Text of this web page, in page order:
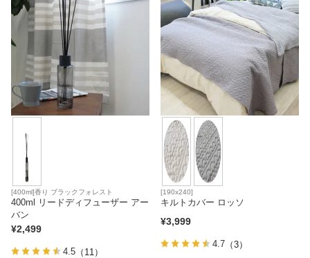
家電・照明器具
インテリア雑貨
ガーデン
[400ml]香り ブラックフォレスト
400ml リードディフューザー アー
バン
¥2,499
4.5 （11）
[190x240]
キルトカバー ロッソ
¥3,999
4.7 （3）